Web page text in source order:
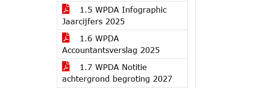
1.5 WPDA Infographic
Jaarcijfers 2025
1.6 WPDA
Accountantsverslag 2025
1.7 WPDA Notitie
achtergrond begroting 2027